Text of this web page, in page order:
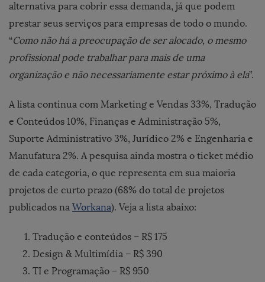
alternativa para cobrir essa demanda, já que podem
prestar seus serviços para empresas de todo o mundo.
“Como não há a preocupação de ser alocado, o mesmo
profissional pode trabalhar para mais de uma
organização e não necessariamente estar próximo à ela”.
A lista continua com Marketing e Vendas 33%, Tradução
e Conteúdos 10%, Finanças e Administração 5%,
Suporte Administrativo 3%, Jurídico 2% e Engenharia e
Manufatura 2%. A pesquisa ainda mostra o ticket médio
de cada categoria, o que representa em sua maioria
projetos de curto prazo (68% do total de projetos
publicados na Workana). Veja a lista abaixo:
Tradução e conteúdos – R$ 175
Design & Multimídia – R$ 390
TI e Programação – R$ 950